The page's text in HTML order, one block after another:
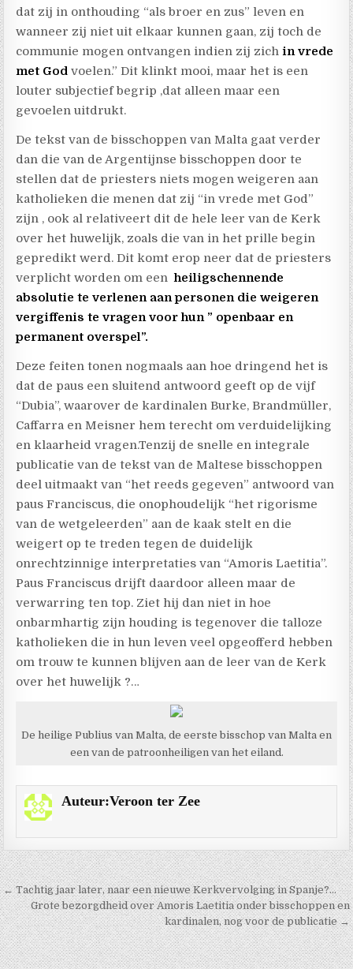
dat zij in onthouding “als broer en zus” leven en
wanneer zij niet uit elkaar kunnen gaan, zij toch de
communie mogen ontvangen indien zij zichin vrede
met God voelen.” Dit klinkt mooi, maar het is een
louter subjectief begrip ,dat alleen maar een
gevoelen uitdrukt.
De tekst van de bisschoppen van Malta gaat verder
dan die van de Argentijnse bisschoppen door te
stellen dat de priesters niets mogen weigeren aan
katholieken die menen dat zij “in vrede met God”
zijn , ook al relativeert dit de hele leer van de Kerk
over het huwelijk, zoals die van in het prille begin
gepredikt werd. Dit komt erop neer dat de priesters
verplicht worden om eenheiligschennende
absolutie te verlenen aan personen die weigeren
vergiffenis te vragen voor hun ” openbaar en
permanent overspel”.
Deze feiten tonen nogmaals aan hoe dringend het is
dat de paus een sluitend antwoord geeft op de vijf
“Dubia”, waarover de kardinalen Burke, Brandmüller,
Caffarra en Meisner hem terecht om verduidelijking
en klaarheid vragen.Tenzij de snelle en integrale
publicatie van de tekst van de Maltese bisschoppen
deel uitmaakt van “het reeds gegeven” antwoord van
paus Franciscus, die onophoudelijk “het rigorisme
van de wetgeleerden” aan de kaak stelt en die
weigert op te treden tegen de duidelijk
onrechtzinnige interpretaties van “Amoris Laetitia”.
Paus Franciscus drijft daardoor alleen maar de
verwarring ten top. Ziet hij dan niet in hoe
onbarmhartig zijn houding is tegenover die talloze
katholieken die in hun leven veel opgeofferd hebben
om trouw te kunnen blijven aan de leer van de Kerk
over het huwelijk ?…
De heilige Publius van Malta, de eerste bisschop van Malta en
een van de patroonheiligen van het eiland.
Auteur:Veroon ter Zee
Berichtnavigatie
← Tachtig jaar later, naar een nieuwe Kerkvervolging in Spanje?…
Grote bezorgdheid over Amoris Laetitia onder bisschoppen en
kardinalen, nog voor de publicatie →